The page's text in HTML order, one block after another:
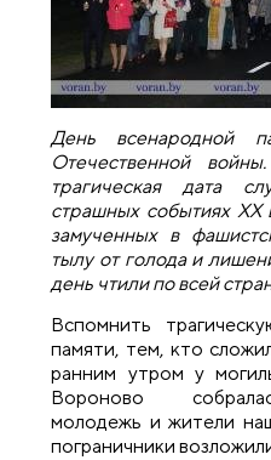
День всенародной
Отечественной
трагическая дата
страшных событиях XX
замученных в
тылу от голода и
день чтили по всей
Вспомнить
памяти, тем, кто
ранним утром у
Вороново
молодежь и жители
пограничники